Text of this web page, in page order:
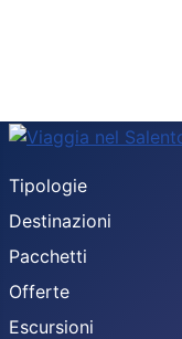
Tipologie
Destinazioni
Pacchetti
Offerte
Escursioni